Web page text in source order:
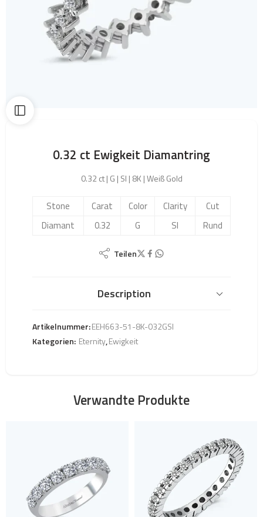
0.32 ct Ewigkeit Diamantring
0.32 ct | G | SI | 8K | Weiß Gold
Stone Carat Color Clarity
Cut
Diamant
0.32 G SI Rund
Teilen
Description
Artikelnummer:EEH663-51-8K-032GSI
Kategorien: Eternity,Ewigkeit
Verwandte Produkte